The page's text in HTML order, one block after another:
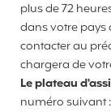
plus de 72
dans votre pays
contacter au
chargera de
Le plateau
numéro suivant :